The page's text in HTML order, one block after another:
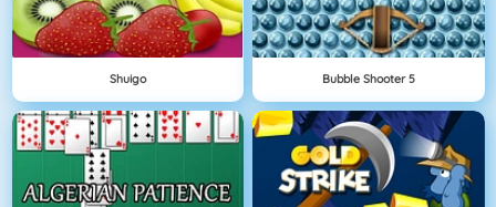
Shuigo Bubble Shooter 5